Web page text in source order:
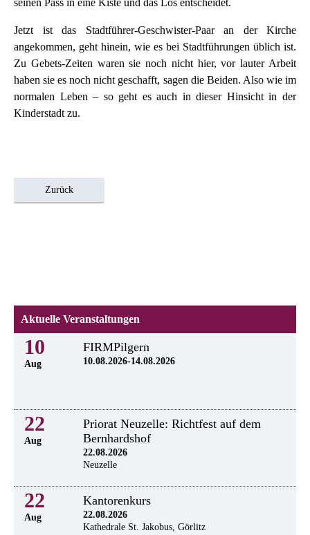
seinen Pass in eine Kiste und das Los entscheidet.
Jetzt ist das Stadtführer-Geschwister-Paar an der Kirche
angekommen, geht hinein, wie es bei Stadtführungen üblich ist.
Zu Gebets-Zeiten waren sie noch nicht hier, vor lauter Arbeit
haben sie es noch nicht geschafft, sagen die Beiden. Also wie im
normalen Leben – so geht es auch in dieser Hinsicht in der
Kinderstadt zu.
Zurück
Aktuelle Veranstaltungen
10
Aug
FIRMPilgern
10.08.2026-14.08.2026
22
Aug
Priorat Neuzelle: Richtfest auf dem
Bernhardshof
22.08.2026
Neuzelle
22
Aug
Kantorenkurs
22.08.2026
Kathedrale St. Jakobus, Görlitz